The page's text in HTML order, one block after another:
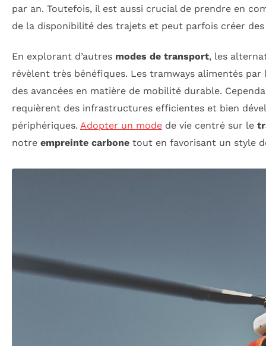
par an. Toutefois, il est aussi crucial de prendre en
de la disponibilité des trajets et peut parfois créer
En explorant d’autres modes de transport, les
révèlent très bénéfiques. Les tramways alimentés
des avancées en matière de mobilité durable.
requièrent des infrastructures efficientes et bien
périphériques. Adopter un mode de vie centré sur le
notre empreinte carbone tout en favorisant un style